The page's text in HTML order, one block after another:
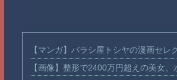
【マンガ】バラシ屋トシヤの漫画セレ
【画像】整形で2400万円超えの美女